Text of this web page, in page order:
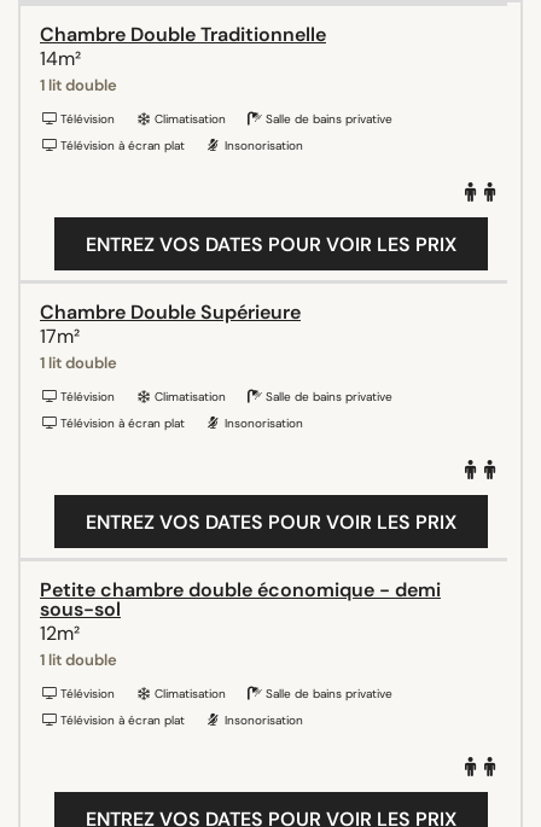
Chambre Double Traditionnelle
14m²
1 lit double
Télévision Climatisation
Salle de bains privative
Télévision à écran plat
Insonorisation
ENTREZ VOS DATES POUR VOIR LES PRIX
Chambre Double Supérieure
17m²
1 lit double
Télévision Climatisation
Salle de bains privative
Télévision à écran plat
Insonorisation
ENTREZ VOS DATES POUR VOIR LES PRIX
Petite chambre double économique - demi
sous-sol
12m²
1 lit double
Télévision Climatisation
Salle de bains privative
Télévision à écran plat
Insonorisation
ENTREZ VOS DATES POUR VOIR LES PRIX